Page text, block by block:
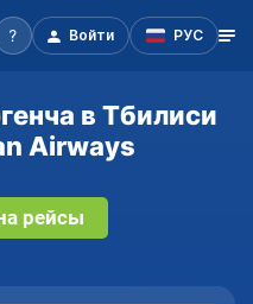
Войти РУС
в Тбилиси
Airways
рейсы